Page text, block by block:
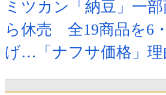
ミツカン「納豆」一
ら休売 全19商品を6
げ…「ナフサ価格」理